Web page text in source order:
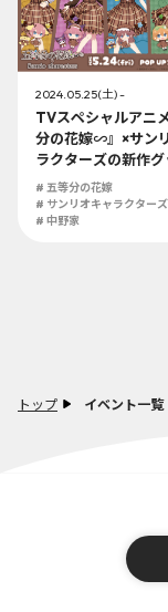
トップ イベント一覧
2024.05.25(土) -
TVスペシャルアニ
分の花嫁∽』×サン
ラクターズの新作
全国のTSUTAYAに
月24日（金）より発
定！ 可愛さが止まら
# 五等分の花嫁
# サンリオキャラクターズ
# 中野家